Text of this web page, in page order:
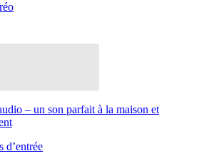
– un son parfait à la maison et
d’entrée